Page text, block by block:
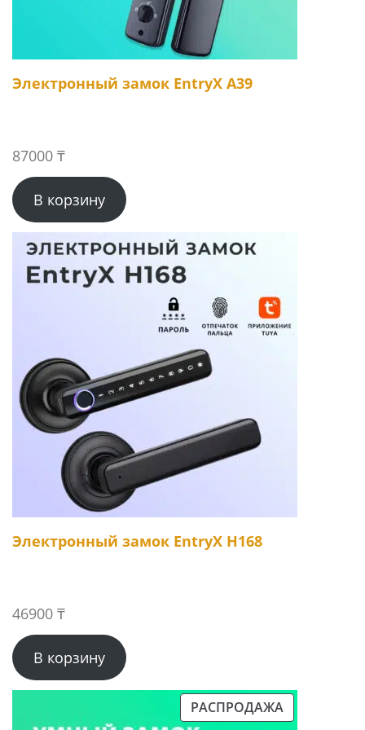
Электронный замок EntryX A39
87000 ₸
В корзину
Электронный замок EntryX H168
46900 ₸
В корзину
РАСПРОДАЖА